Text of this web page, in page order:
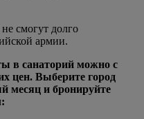
смогут долго
армии.
в санаторий можно с
цен. Выберите город
месяц и бронируйте